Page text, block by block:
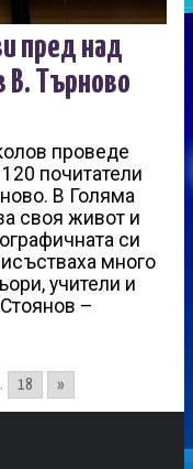
пред над
В. Търново
проведе
почитатели
В Голяма
своя живот и
си
много
учители и
–
18 »